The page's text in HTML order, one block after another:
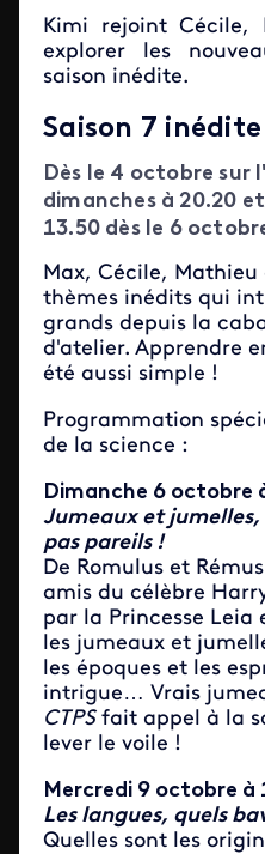
Kimi rejoint Cécile,
explorer les
saison inédite.
Saison 7
Dès le 4 octobre sur
dimanches à 20.20
13.50 dès le 6
Max, Cécile,
thèmes inédits qui
grands depuis la
d'atelier. Apprendre
été aussi simple !
Programmation
de la science :
Dimanche 6 octobre
Jumeaux et jumelles,
pas pareils !
De Romulus et
amis du célèbre
par la Princesse Leia
les jumeaux et
les époques et les
intrigue… Vrais
CTPSfait appel à la
lever le voile !
Mercredi 9 octobre à
Les langues, quels
Quelles sont les